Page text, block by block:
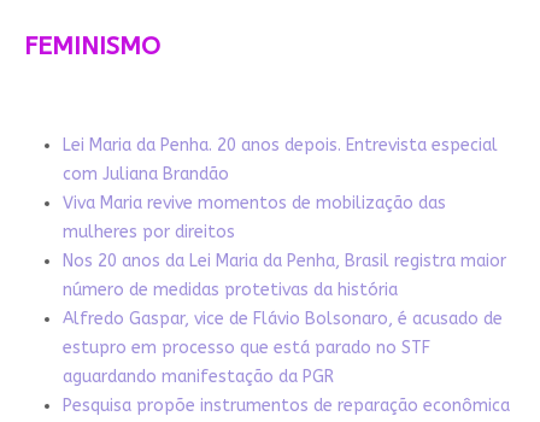
FEMINISMO
Lei Maria da Penha. 20 anos depois. Entrevista especial
com Juliana Brandão
Viva Maria revive momentos de mobilização das
mulheres por direitos
Nos 20 anos da Lei Maria da Penha, Brasil registra maior
número de medidas protetivas da história
Alfredo Gaspar, vice de Flávio Bolsonaro, é acusado de
estupro em processo que está parado no STF
aguardando manifestação da PGR
Pesquisa propõe instrumentos de reparação econômica